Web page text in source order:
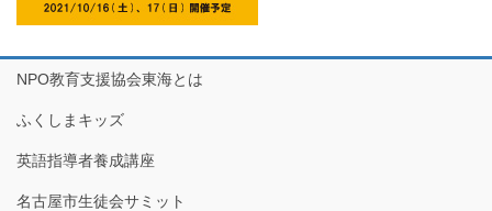
NPO教育支援協会東海とは
ふくしまキッズ
英語指導者養成講座
名古屋市生徒会サミット